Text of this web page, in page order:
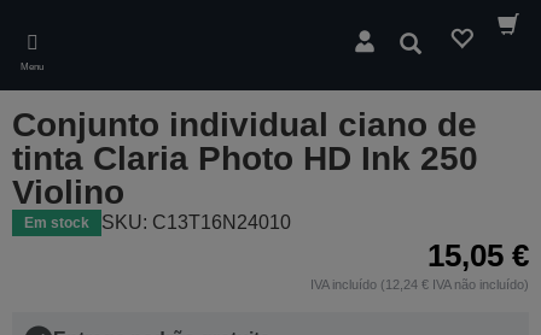
main
content
Menu
Pesquisar
Conjunto individual ciano de
tinta Claria Photo HD Ink 250
Violino
Em stock SKU: C13T16N24010
15,05 €
IVA incluído (12,24 € IVA não incluído)